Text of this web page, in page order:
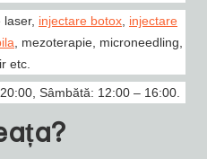
injectare botox injectare
, mezoterapie, microneedling,
etc.
Sâmbătă: 12:00 – 16:00.